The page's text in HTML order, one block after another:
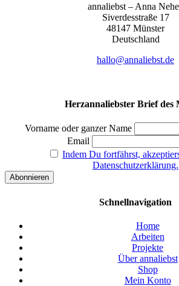
anna­liebst – Anna
Sive­r­des­stra­ße 17
48147 Müns­ter
Deutsch­land
hallo@annaliebst.de
Herzannaliebster Brief des
Vorname oder ganzer Name
Email
Indem Du fortfährst,
Datenschutzerklärung.
Schnellnavigation
Home
Arbeiten
Projekte
Über annaliebst
Shop
Mein Konto